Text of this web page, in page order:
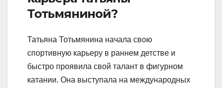
Тотьмяниной?
Татьяна Тотьмянина начала свою
спортивную карьеру в раннем детстве и
быстро проявила свой талант в фигурном
катании. Она выступала на международных